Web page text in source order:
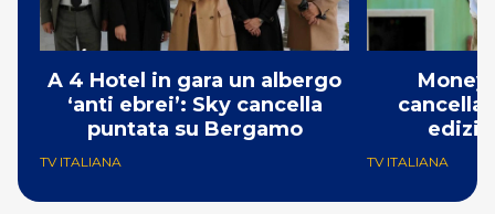
A 4 Hotel in gara un albergo
‘anti ebrei’: Sky cancella
puntata su Bergamo
TV ITALIANA
Money
TV ITALIANA